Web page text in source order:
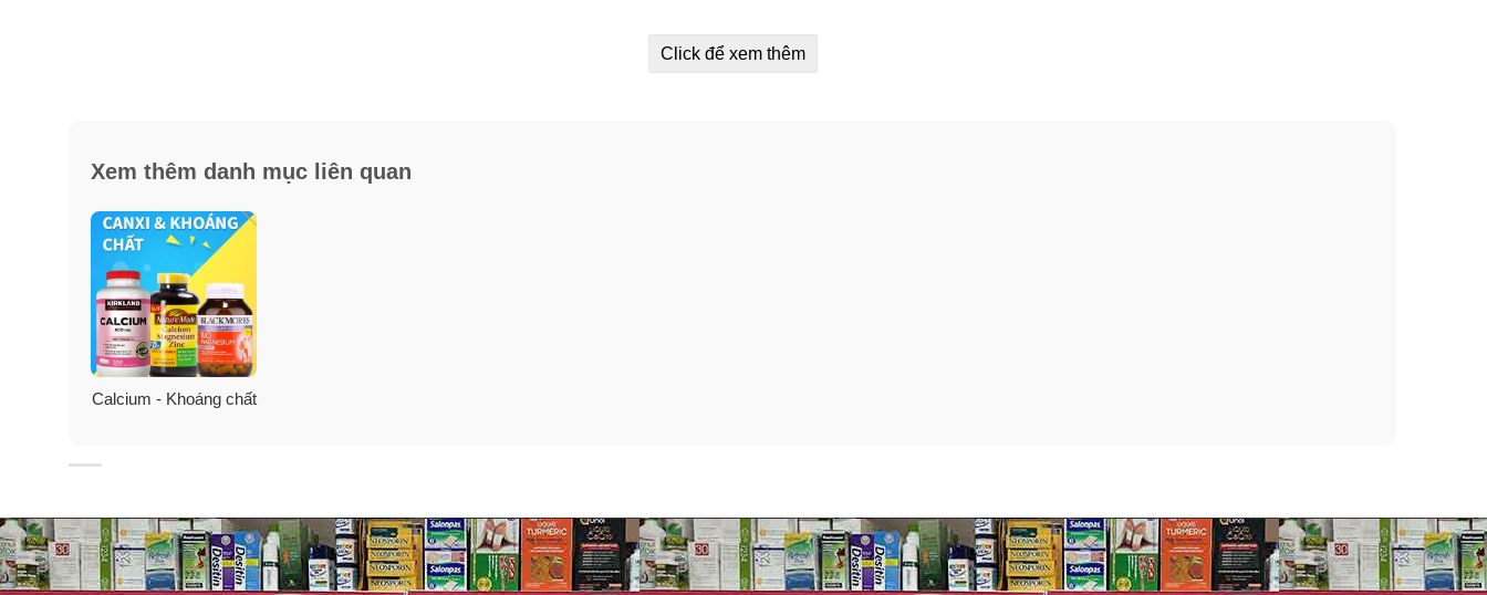
Bổ sung chế độ ăn uống hàng ngày.
Chỉ dùng mỗi ngày 1 viên, quá đơn giản.
Không biến đổi gen (Non-GMO).
Click để xem thêm
Xem thêm danh mục liên quan
Calcium - Khoáng chất